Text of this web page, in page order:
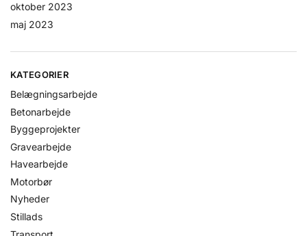
oktober 2023
maj 2023
KATEGORIER
Belægningsarbejde
Betonarbejde
Byggeprojekter
Gravearbejde
Havearbejde
Motorbør
Nyheder
Stillads